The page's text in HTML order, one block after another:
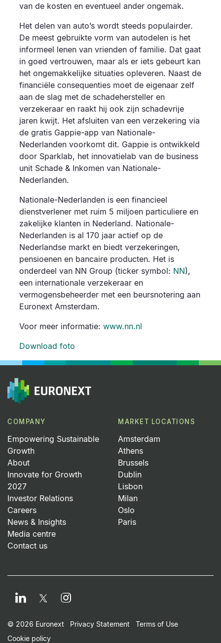
van de kosten en eventueel ander ongemak.
Het delen van auto’s wordt steeds populairder.
De meest gebruikte vorm van autodelen is het
informeel lenen van vrienden of familie. Dat gaat
in goed vertrouwen, maar als er iets gebeurt kan
het ongemakkelijke situaties opleveren. Naast de
financiële consequenties moet de eigenaar zelf
aan de slag met de schadehersteller en
verzekeraar en raakt hij ook zijn schadevrije
jaren kwijt. Het afsluiten van een verzekering via
de gratis Gappie-app van Nationale-
Nederlanden voorkomt dit. Gappie is ontwikkeld
door Sparklab, het innovatielab van de business
unit Schade & Inkomen van Nationale-
Nederlanden.
Nationale-Nederlanden is een financieel
dienstverlener met ruim 5 miljoen particuliere en
zakelijke klanten in Nederland. Nationale-
Nederlanden is al 170 jaar actief op de
Nederlandse markt en biedt verzekeringen,
pensioenen en bancaire producten. Het is
onderdeel van NN Group (ticker symbol: NN),
een internationale verzekeraar en
vermogensbeheerder met een beursnotering aan
Euronext Amsterdam.
Voor meer informatie: www.nn.nl
Download foto
COMPANY
Empowering Sustainable
Growth
About
Innovate for Growth
2027
Investor Relations
Careers
News & Insights
Media centre
Contact us
MARKET LOCATIONS
Amsterdam
Athens
Brussels
Dublin
Lisbon
Milan
Oslo
Paris
LinkedIn TwitterInstagram
Footer Small Print
© 2026 Euronext Privacy Statement
Terms of Use
Cookie policy